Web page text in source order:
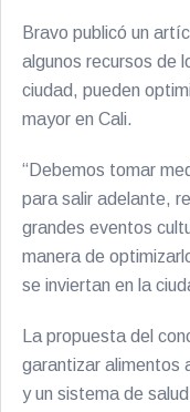
Bravo publicó un
algunos recursos de
ciudad, pueden
mayor en Cali.
“Debemos tomar
para salir adelante,
grandes eventos
manera de
se inviertan en la
La propuesta del
garantizar alimentos
y un sistema de